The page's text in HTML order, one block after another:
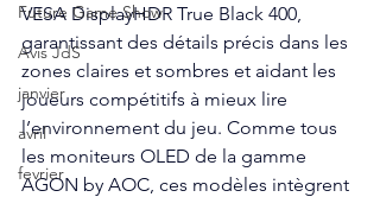
Future Game Show
Avis JdS
janvier
avril
fevrier
VESA DisplayHDR True Black 400,
garantissant des détails précis dans les
zones claires et sombres et aidant les
joueurs compétitifs à mieux lire
l’environnement du jeu. Comme tous
les moniteurs OLED de la gamme
AGON by AOC, ces modèles intègrent